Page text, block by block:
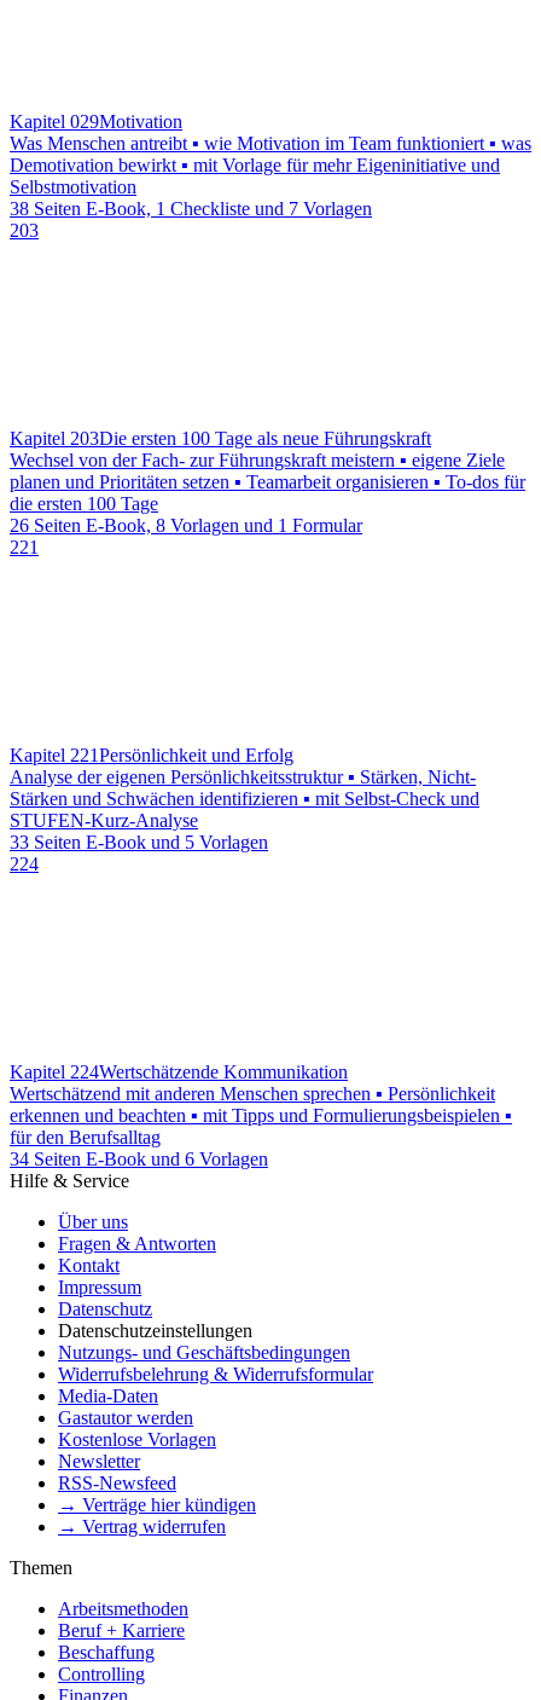
Kapitel 029Motivation
Was Menschen antreibt ▪ wie Motivation im Team funktioniert ▪ was
Demotivation bewirkt ▪ mit Vorlage für mehr Eigeninitiative und
Selbstmotivation
38 Seiten E-Book, 1 Checkliste und 7 Vorlagen
203
Kapitel 203Die ersten 100 Tage als neue Führungskraft
Wechsel von der Fach- zur Führungskraft meistern ▪ eigene Ziele
planen und Prioritäten setzen ▪ Teamarbeit organisieren ▪ To-dos für
die ersten 100 Tage
26 Seiten E-Book, 8 Vorlagen und 1 Formular
221
Kapitel 221Persönlichkeit und Erfolg
Analyse der eigenen Persönlichkeitsstruktur ▪ Stärken, Nicht-
Stärken und Schwächen identifizieren ▪ mit Selbst-Check und
STUFEN-Kurz-Analyse
33 Seiten E-Book und 5 Vorlagen
224
Kapitel 224Wertschätzende Kommunikation
Wertschätzend mit anderen Menschen sprechen ▪ Persönlichkeit
erkennen und beachten ▪ mit Tipps und Formulierungsbeispielen ▪
für den Berufsalltag
34 Seiten E-Book und 6 Vorlagen
Hilfe & Service
Über uns
Fragen & Antworten
Kontakt
Impressum
Datenschutz
Datenschutzeinstellungen
Nutzungs- und Geschäftsbedingungen
Widerrufsbelehrung & Widerrufsformular
Media-Daten
Gastautor werden
Kostenlose Vorlagen
Newsletter
RSS-Newsfeed
→ Verträge hier kündigen
→ Vertrag widerrufen
Themen
Arbeitsmethoden
Beruf + Karriere
Beschaffung
Controlling
Finanzen